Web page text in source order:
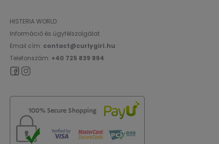
HISTERIA WORLD
Információ és ügyfélszolgálat
Email cím: contact@curlygirl.hu
Telefonszám: +40 725 839 894